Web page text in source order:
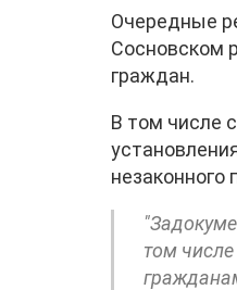
Очередные
Сосновском
граждан.
В том числе
незаконного
том